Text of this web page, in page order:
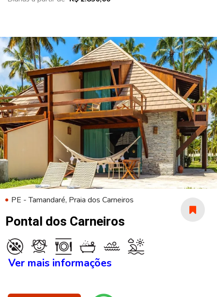
PE - Tamandaré, Praia dos Carneiros
Pontal dos Carneiros
Ver mais informações